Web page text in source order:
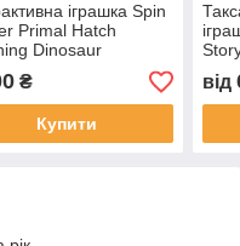
іграшка Spin
Primal Hatch
Dinosaur
₴
Купити
від